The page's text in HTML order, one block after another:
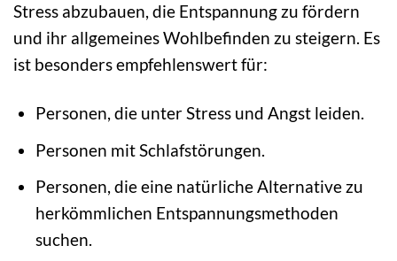
Stress abzubauen, die Entspannung zu fördern
und ihr allgemeines Wohlbefinden zu steigern. Es
ist besonders empfehlenswert für:
Personen, die unter Stress und Angst leiden.
Personen mit Schlafstörungen.
Personen, die eine natürliche Alternative zu
herkömmlichen Entspannungsmethoden
suchen.